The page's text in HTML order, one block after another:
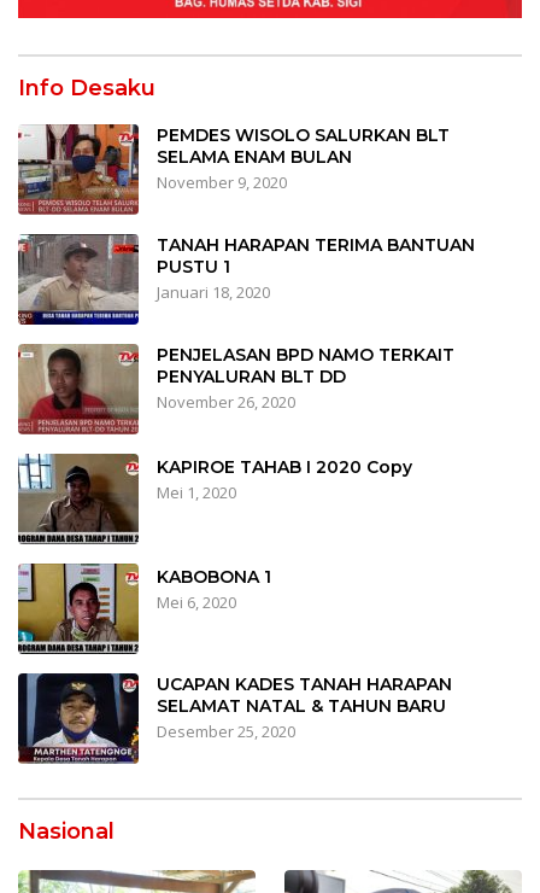
Info Desaku
PEMDES WISOLO SALURKAN BLT
SELAMA ENAM BULAN
November 9, 2020
TANAH HARAPAN TERIMA BANTUAN
PUSTU 1
Januari 18, 2020
PENJELASAN BPD NAMO TERKAIT
PENYALURAN BLT DD
November 26, 2020
KAPIROE TAHAB I 2020 Copy
Mei 1, 2020
KABOBONA 1
Mei 6, 2020
UCAPAN KADES TANAH HARAPAN
SELAMAT NATAL & TAHUN BARU
Desember 25, 2020
Nasional